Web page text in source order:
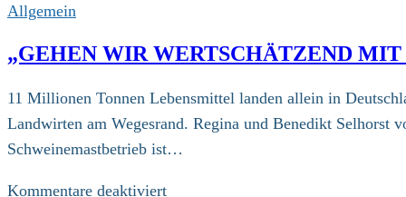
Allgemein
„GEHEN WIR WERTSCHÄTZEND
11 Millionen Tonnen Lebensmittel landen allein in
Landwirten am Wegesrand. Regina und Benedikt Selhorst
Schweinemastbetrieb ist…
Kommentare deaktiviertfür